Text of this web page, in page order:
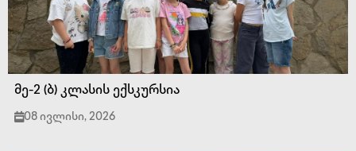
მე-2 (ბ) კლასის ექსკურსია
08 ივლისი, 2026